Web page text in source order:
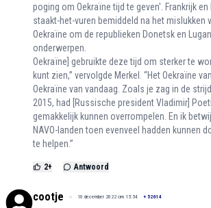
poging om Oekraïne tijd te geven'. Frankrijk
staakt-het-vuren bemiddeld na het mislukken
Oekraïne om de republieken Donetsk en
onderwerpen.
Oekraïne] gebruikte deze tijd om sterker te
kunt zien,” vervolgde Merkel. “Het Oekraïne
Oekraïne van vandaag. Zoals je zag in de
2015, had [Russische president Vladimir]
gemakkelijk kunnen overrompelen. En ik
NAVO-landen toen evenveel hadden kunnen
te helpen.”
2+ Antwoord
cootje 10 december 2022 om 15:54 + 52614